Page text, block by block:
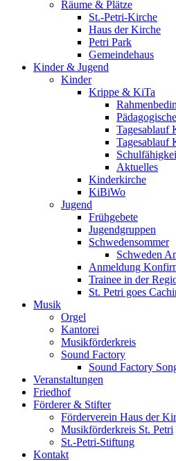
Räume & Plätze
St.-Petri-Kirche
Haus der Kirche
Petri Park
Gemeindehaus
Kinder & Jugend
Kinder
Krippe & KiTa
Tagesablauf
Tagesablauf
Aktuelles
Kinderkirche
KiBiWo
Jugend
Frühgebete
Jugendgruppen
Schwedensommer
Schweden
Anmeldung
Trainee in der
St. Petri goes
Musik
Orgel
Kantorei
Musikförderkreis
Sound Factory
Sound Factory
Veranstaltungen
Friedhof
Förderer & Stifter
Förderverein Haus der
Musikförderkreis St. Petri
St.-Petri-Stiftung
Kontakt